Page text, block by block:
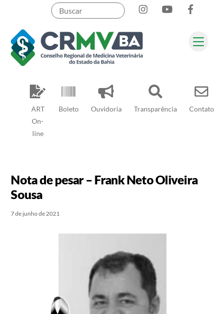
content
ART
On-
line
Boleto Ouvidoria Transparência Contato
InstagramYouTube
Pesquisar
Nota de pesar – Frank Neto Oliveira
Sousa
7 de junho de 2021